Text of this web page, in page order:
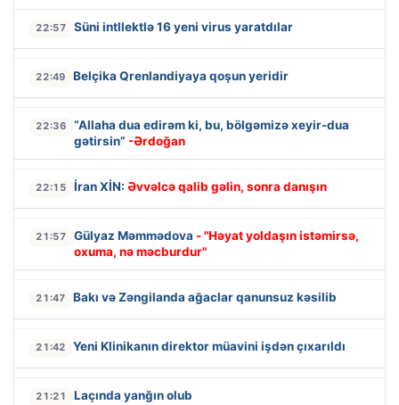
22:57 Süni intllektlə 16 yeni virus yaratdılar
22:49 Belçika Qrenlandiyaya qoşun yeridir
22:36
“Allaha dua edirəm ki, bu, bölgəmizə xeyir-dua
gətirsin” -Ərdoğan
22:15 İran XİN: Əvvəlcə qalib gəlin, sonra danışın
21:57 Gülyaz Məmmədova - "Həyat yoldaşın istəmirsə,
oxuma, nə məcburdur"
21:47 Bakı və Zəngilanda ağaclar qanunsuz kəsilib
21:42 Yeni Klinikanın direktor müavini işdən çıxarıldı
21:21 Laçında yanğın olub